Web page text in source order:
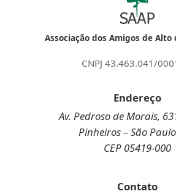
Associação dos Amigos de Alto
CNPJ 43.463.041/
Endereço
Av. Pedroso de Morais,
Pinheiros – São Paulo
CEP 05419-000
Contato